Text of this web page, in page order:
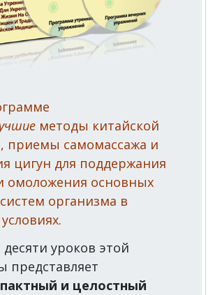
методы китайской
приемы самомассажа и
цигун для поддержания
омоложения основных
организма в
уроков этой
представляет
и целостный